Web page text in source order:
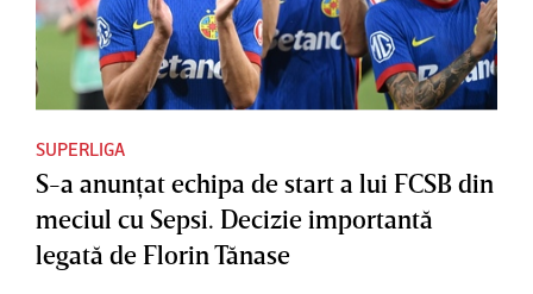
SUPERLIGA
S-a anunţat echipa de start a lui FCSB din
meciul cu Sepsi. Decizie importantă
legată de Florin Tănase